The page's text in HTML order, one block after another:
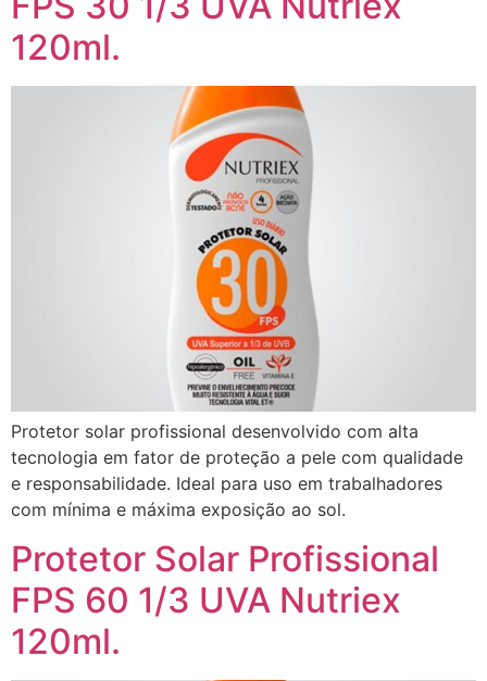
120ml.
Protetor solar profissional desenvolvido com alta
tecnologia em fator de proteção a pele com qualidade
e responsabilidade. Ideal para uso em trabalhadores
com mínima e máxima exposição ao sol.
Protetor Solar Profissional
FPS 60 1/3 UVA Nutriex
120ml.